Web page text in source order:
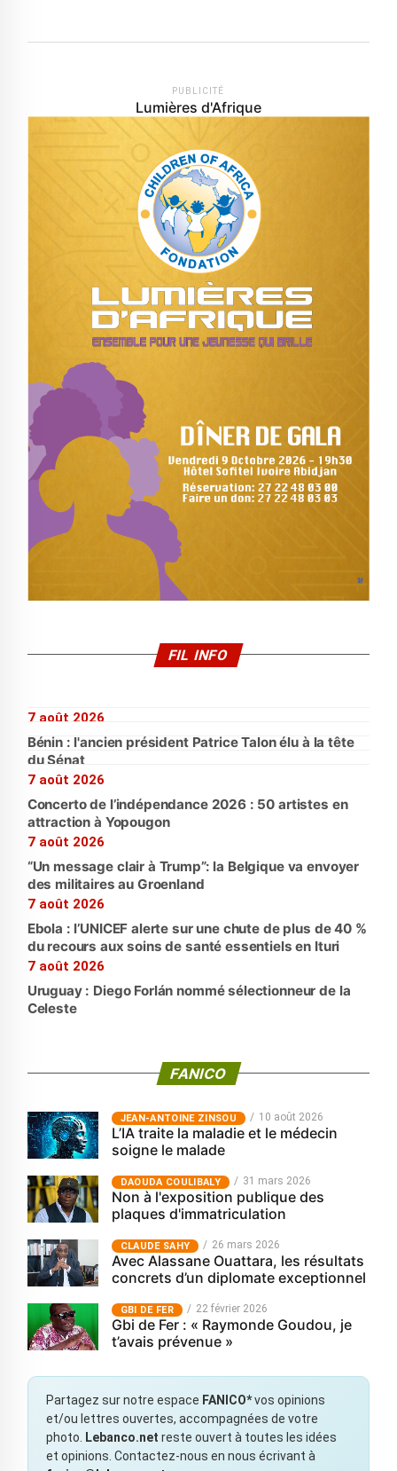
PUBLICITÉ
Lumières d'Afrique
FIL INFO
7 août 2026
Bénin : l'ancien président Patrice Talon élu à la tête
du Sénat
7 août 2026
Concerto de l’indépendance 2026 : 50 artistes en
attraction à Yopougon
7 août 2026
“Un message clair à Trump”: la Belgique va envoyer
des militaires au Groenland
7 août 2026
Ebola : l’UNICEF alerte sur une chute de plus de 40 %
du recours aux soins de santé essentiels en Ituri
7 août 2026
Uruguay : Diego Forlán nommé sélectionneur de la
Celeste
FANICO
JEAN-ANTOINE ZINSOU 10 août 2026
L’IA traite la maladie et le médecin
soigne le malade
‎DAOUDA COULIBALY 31 mars 2026
Non à l'exposition publique des
plaques d'immatriculation
CLAUDE SAHY 26 mars 2026
Avec Alassane Ouattara, les résultats
concrets d’un diplomate exceptionnel
GBI DE FER 22 février 2026
Gbi de Fer : « Raymonde Goudou, je
t’avais prévenue »
Partagez sur notre espace FANICO*vos opinions
et/ou lettres ouvertes, accompagnées de votre
photo.
Lebanco.net reste ouvert à toutes les idées
et opinions. Contactez-nous en nous écrivant à